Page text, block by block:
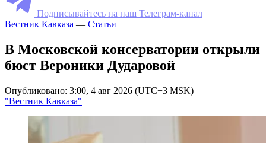
Подписывайтесь на наш Телеграм-канал
Вестник Кавказа — Статьи
В Московской консерватории открыли
бюст Вероники Дударовой
Опубликовано: 3:00, 4 авг 2026 (UTC+3 MSK)
"Вестник Кавказа"